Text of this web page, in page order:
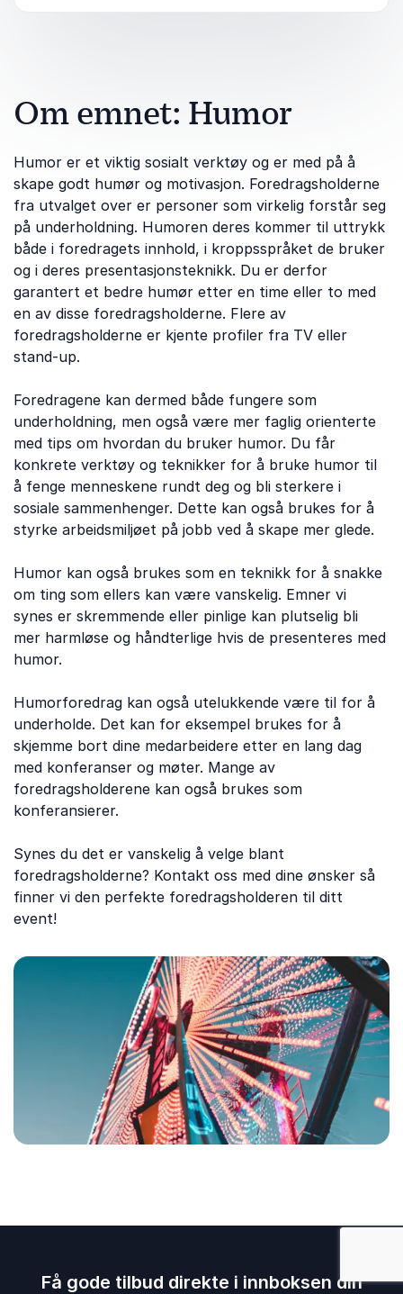
Om emnet: Humor
Humor er et viktig sosialt verktøy og er med på å
skape godt humør og motivasjon. Foredragsholderne
fra utvalget over er personer som virkelig forstår seg
på underholdning. Humoren deres kommer til uttrykk
både i foredragets innhold, i kroppsspråket de bruker
og i deres presentasjonsteknikk. Du er derfor
garantert et bedre humør etter en time eller to med
en av disse foredragsholderne. Flere av
foredragsholderne er kjente profiler fra TV eller
stand-up.
Foredragene kan dermed både fungere som
underholdning, men også være mer faglig orienterte
med tips om hvordan du bruker humor. Du får
konkrete verktøy og teknikker for å bruke humor til
å fenge menneskene rundt deg og bli sterkere i
sosiale sammenhenger. Dette kan også brukes for å
styrke arbeidsmiljøet på jobb ved å skape mer glede.
Humor kan også brukes som en teknikk for å snakke
om ting som ellers kan være vanskelig. Emner vi
synes er skremmende eller pinlige kan plutselig bli
mer harmløse og håndterlige hvis de presenteres med
humor.
Humorforedrag kan også utelukkende være til for å
underholde. Det kan for eksempel brukes for å
skjemme bort dine medarbeidere etter en lang dag
med konferanser og møter. Mange av
foredragsholderene kan også brukes som
konferansierer.
Synes du det er vanskelig å velge blant
foredragsholderne? Kontakt oss med dine ønsker så
finner vi den perfekte foredragsholderen til ditt
event!
Få gode tilbud direkte i innboksen din